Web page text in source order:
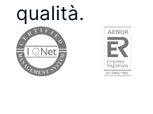
qualità.